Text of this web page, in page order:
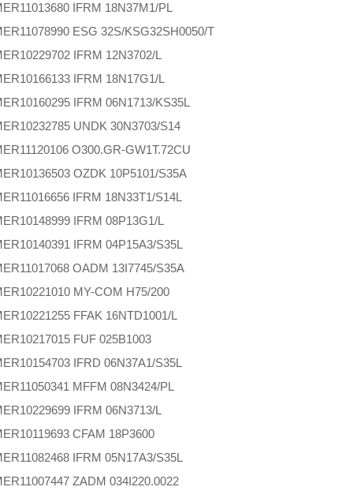
11013680 IFRM 18N37M1/PL
11078990 ESG 32S/KSG32SH0050/T
10229702 IFRM 12N3702/L
10166133 IFRM 18N17G1/L
10160295 IFRM 06N1713/KS35L
10232785 UNDK 30N3703/S14
11120106 O300.GR-GW1T.72CU
10136503 OZDK 10P5101/S35A
11016656 IFRM 18N33T1/S14L
10148999 IFRM 08P13G1/L
10140391 IFRM 04P15A3/S35L
11017068 OADM 13I7745/S35A
10221010 MY-COM H75/200
10221255 FFAK 16NTD1001/L
10217015 FUF 025B1003
10154703 IFRD 06N37A1/S35L
11050341 MFFM 08N3424/PL
10229699 IFRM 06N3713/L
10119693 CFAM 18P3600
11082468 IFRM 05N17A3/S35L
11007447 ZADM 034I220.0022